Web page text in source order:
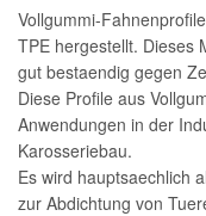
Vollgummi-
TPE hergestellt. Dieses
gut bestaendig gegen
Diese Profile aus
Anwendungen in der
Karosseriebau.
Es wird hauptsaechlich
zur Abdichtung von